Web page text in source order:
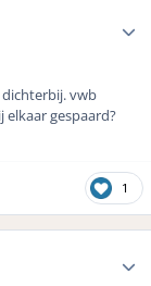
vwb
elkaar gespaard?
1